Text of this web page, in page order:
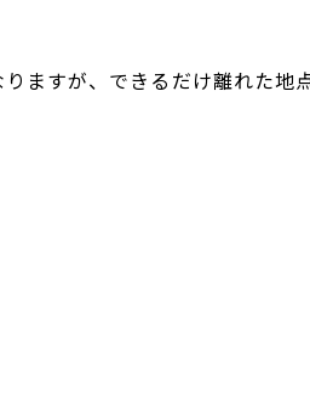
ますが、できるだけ離れた地